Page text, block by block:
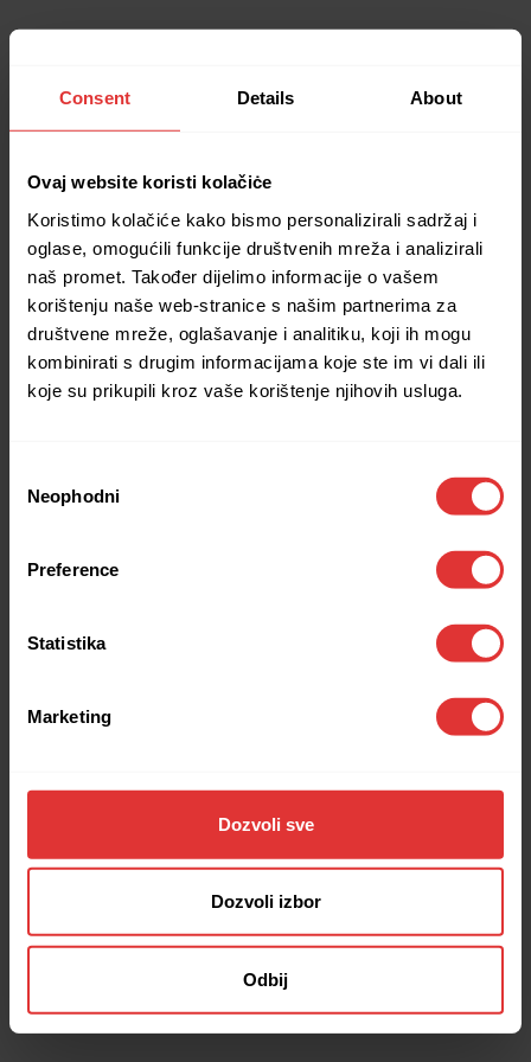
Consent Details About
Ovaj website koristi kolačiċe
Koristimo kolačiće kako bismo personalizirali sadržaj i
oglase, omogućili funkcije društvenih mreža i analizirali
naš promet. Također dijelimo informacije o vašem
korištenju naše web-stranice s našim partnerima za
društvene mreže, oglašavanje i analitiku, koji ih mogu
kombinirati s drugim informacijama koje ste im vi dali ili
koje su prikupili kroz vaše korištenje njihovih usluga.
Selection
Neophodni
Preference
Statistika
Marketing
Dozvoli sve
Dozvoli izbor
Odbij
Application error: a client-side exception has occurred (see the